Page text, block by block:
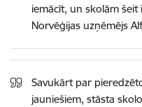
iemācīt, un skolām
Norvēģijas uzņēmējs
Savukārt par
jauniešiem, stāsta